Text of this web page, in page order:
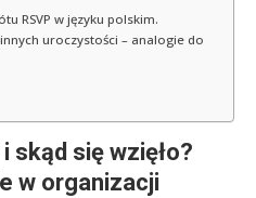
RSVP w języku polskim.
uroczystości – analogie do
skąd się wzięło?
w organizacji